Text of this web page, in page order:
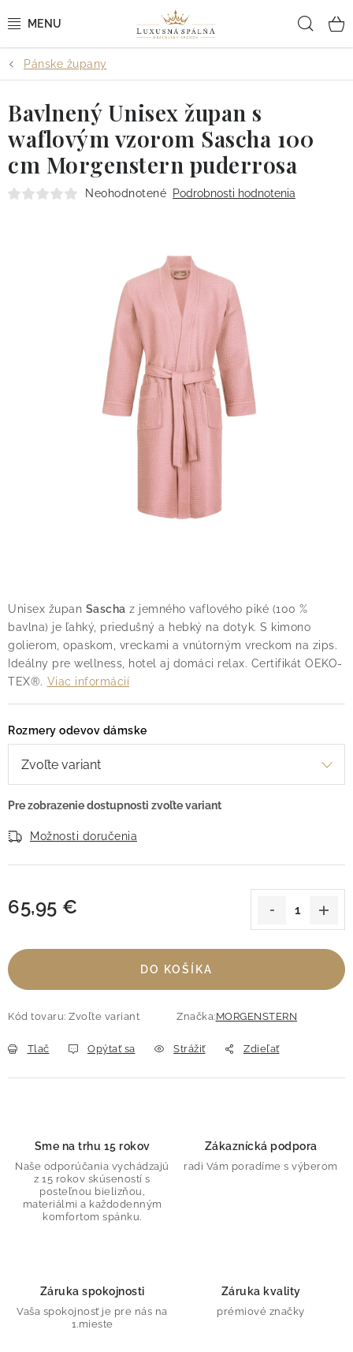
na
POSTEĽNÉ OBLIEČKY
POSTEĽNÉ PLACHTY
PREHOZY A PAPLÓNY
VANKÚŠE A OBLIEČKY
Doprava
Kontakt
Obchodné podmienky
Podmienky ochrany osobných údajov
Vrátenie tovaru
Pánske župany
Unisex župan Sascha z jemného vaflového piké (100 %
bavlna) je ľahký, priedušný a hebký na dotyk. S kimono
golierom, opaskom, vreckami a vnútorným vreckom na zips.
Ideálny pre wellness, hotel aj domáci relax. Certifikát OEKO-
TEX®. Viac informácií
Rozmery odevov dámske
Možnosti doručenia
65,95 €
DO KOŠÍKA
Kód tovaru: Zvoľte variant Značka:MORGENSTERN
Tlač Opýtať sa Strážiť Zdieľať
Bavlnený Unisex župan s
waflovým vzorom Sascha 100
cm Morgenstern puderrosa
Neohodnotené Podrobnosti hodnotenia
Sme na trhu 15 rokov
Naše odporúčania vychádzajú
z 15 rokov skúseností s
posteľnou bielizňou,
materiálmi a každodenným
komfortom spánku.
Zákaznícká podpora
radi Vám poradíme s výberom
Záruka spokojnosti
Vaša spokojnosť je pre nás na
1.mieste
Záruka kvality
prémiové značky